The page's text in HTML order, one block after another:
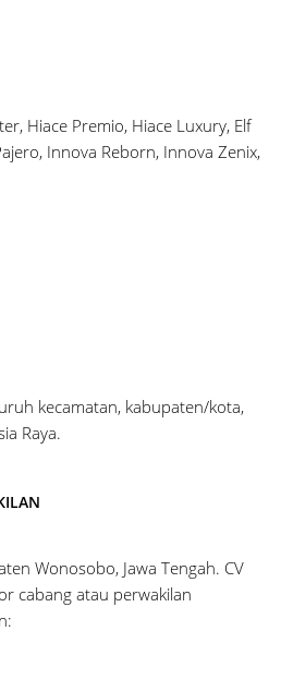
Hiace Premio, Hiace Luxury, Elf
Innova Reborn, Innova Zenix,
kecamatan, kabupaten/kota,
Raya.
Wonosobo, Jawa Tengah. CV
cabang atau perwakilan